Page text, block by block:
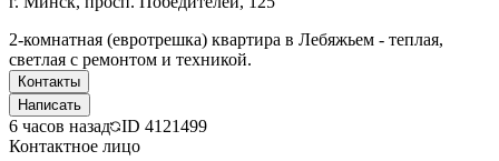
2-комнатная (евротрешка) квартира в Лебяжьем - теплая,
светлая с ремонтом и техникой.
Контакты
Написать
6 часов назад ID 4121499
Контактное лицо